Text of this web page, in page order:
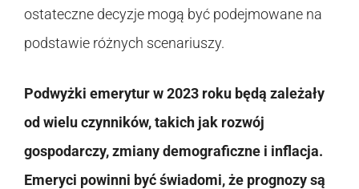
ostateczne decyzje mogą być podejmowane na
podstawie różnych scenariuszy.
Podwyżki emerytur w 2023 roku będą zależały
od wielu czynników, takich jak rozwój
gospodarczy, zmiany demograficzne i inflacja.
Emeryci powinni być świadomi, że prognozy są